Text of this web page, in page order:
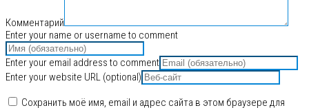
Комментарий
Enter your name or username to comment
Enter your email address to comment
Enter your website URL (optional)
Сохранить моё имя, email и адрес сайта в этом браузере для